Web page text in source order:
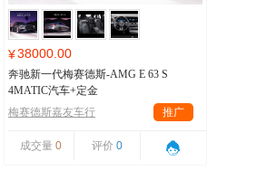
¥38000.00
奔驰新一代梅赛德斯-AMG E 63 S
4MATIC汽车+定金
梅赛德斯嘉友车行
推广
成交量 0 评价 0